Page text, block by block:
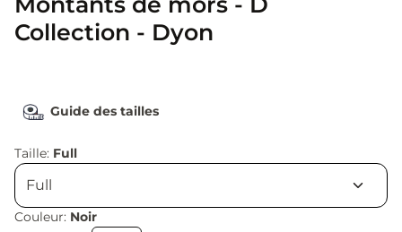
Collection - Dyon
Guide des tailles
Taille: Full
Couleur: Noir